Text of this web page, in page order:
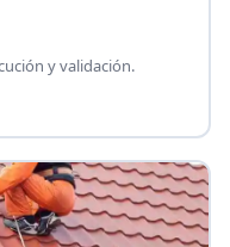
y validación.